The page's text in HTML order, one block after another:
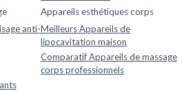
anti-
Appareils esthétiques corps
Meilleurs Appareils de
lipocavitation maison
Comparatif Appareils de massage
corps professionnels